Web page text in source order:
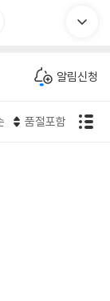
알림신청
품절포함